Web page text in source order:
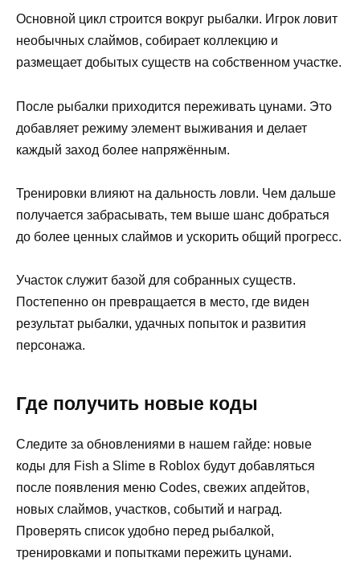
Основной цикл строится вокруг рыбалки. Игрок ловит
необычных слаймов, собирает коллекцию и
размещает добытых существ на собственном участке.
После рыбалки приходится переживать цунами. Это
добавляет режиму элемент выживания и делает
каждый заход более напряжённым.
Тренировки влияют на дальность ловли. Чем дальше
получается забрасывать, тем выше шанс добраться
до более ценных слаймов и ускорить общий прогресс.
Участок служит базой для собранных существ.
Постепенно он превращается в место, где виден
результат рыбалки, удачных попыток и развития
персонажа.
Где получить новые коды
Следите за обновлениями в нашем гайде: новые
коды для Fish a Slime в Roblox будут добавляться
после появления меню Codes, свежих апдейтов,
новых слаймов, участков, событий и наград.
Проверять список удобно перед рыбалкой,
тренировками и попытками пережить цунами.